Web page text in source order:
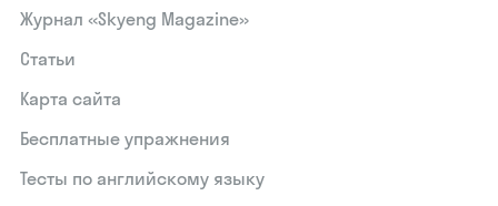
Журнал «Skyeng Magazine»
Статьи
Карта сайта
Бесплатные упражнения
Тесты по английскому языку